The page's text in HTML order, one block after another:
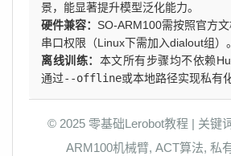
景，能显著提升模型泛化能力。
硬件兼容： SO-ARM100需按照官方
串口权限（Linux下需加入dialout组）。
离线训练： 本文所有步骤均不依赖
通过--offline或本地路径实现私有
© 2025 零基础Lerobot教程 | 关键
ARM100机械臂, ACT算法, 私